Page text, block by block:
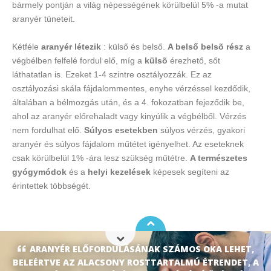
bármely pontján a világ népességének körülbelül 5% -a mutat
aranyér tüneteit.
Kétféle aranyér létezik : külső és belső. A belső belsõ rész a
végbélben felfelé fordul elő, míg a külsõ érezhető, sőt
láthatatlan is. Ezeket 1-4 szintre osztályozzák. Ez az
osztályozási skála fájdalommentes, enyhe vérzéssel kezdődik,
általában a bélmozgás után, és a 4. fokozatban fejeződik be,
ahol az aranyér előrehaladt vagy kinyúlik a végbélből. Vérzés
nem fordulhat elő. Súlyos esetekben súlyos vérzés, gyakori
aranyér és súlyos fájdalom műtétet igényelhet. Az eseteknek
csak körülbelül 1% -ára lesz szükség műtétre. A természetes
gyógymódok és a helyi kezelések képesek segíteni az
érintettek többségét.
ARANYÉR ELŐFORDULÁSÁNAK SZÁMOS OKA LEHET,
BELEÉRTVE AZ ALACSONY ROSTTARTALMÚ ÉTRENDET, A